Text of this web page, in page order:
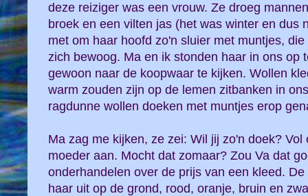
deze reiziger was een vrouw. Ze droeg
broek en een vilten jas (het was winter en dus
met om haar hoofd zo'n sluier met muntjes,
zich bewoog. Ma en ik stonden haar in ons op
gewoon naar de koopwaar te kijken. Wollen
warm zouden zijn op de lemen zitbanken in
ragdunne wollen doeken met muntjes erop
Ma zag me kijken, ze zei: Wil jij zo'n doek?
moeder aan. Mocht dat zomaar? Zou Va dat
onderhandelen over de prijs van een kleed.
haar uit op de grond, rood, oranje, bruin en